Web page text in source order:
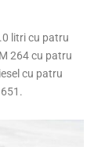
litri cu patru
264 cu patru
cu patru